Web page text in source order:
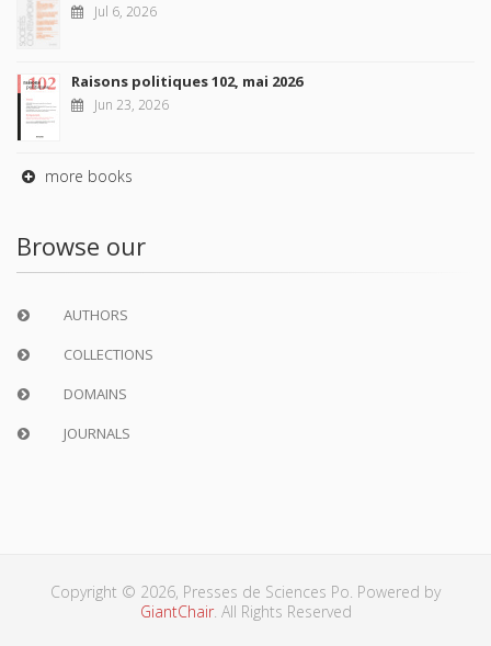
Jul 6, 2026
Raisons politiques 102, mai 2026
Jun 23, 2026
more books
Browse our
AUTHORS
COLLECTIONS
DOMAINS
JOURNALS
Copyright © 2026, Presses de Sciences Po. Powered by
GiantChair. All Rights Reserved